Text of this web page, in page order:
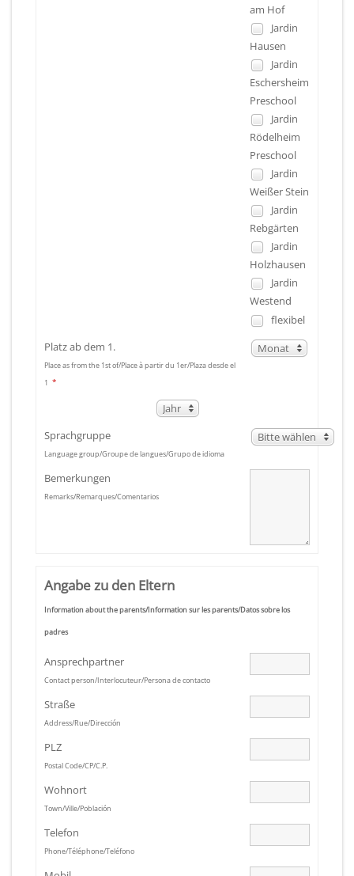
am Hof
Jardin
Hausen
Jardin
Eschersheim
Preschool
Jardin
Rödelheim
Preschool
Jardin
Weißer Stein
Jardin
Rebgärten
Jardin
Holzhausen
Jardin
Westend
flexibel
Platz ab dem 1.
Place as from the 1st of/Place à partir du 1er/Plaza desde el
1 *
Monat
Jahr
Sprachgruppe
Language group/Groupe de langues/Grupo de idioma
Bitte wählen
Bemerkungen
Remarks/Remarques/Comentarios
Angabe zu den Eltern
Information about the parents/Information sur les parents/Datos sobre los
padres
Ansprechpartner
Contact person/Interlocuteur/Persona de contacto
Straße
Address/Rue/Dirección
PLZ
Postal Code/CP/C.P.
Wohnort
Town/Ville/Población
Telefon
Phone/Téléphone/Teléfono